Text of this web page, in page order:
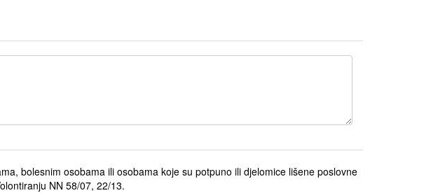
bolesnim osobama ili osobama koje su potpuno ili djelomice lišene poslovne
NN 58/07, 22/13.